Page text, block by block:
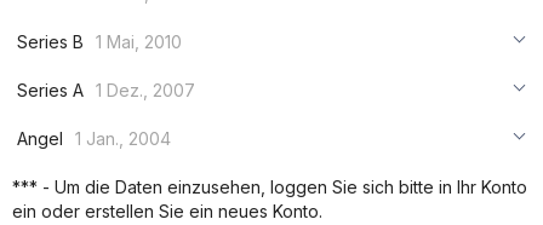
***
Series B
1 Mai, 2010
***
Series A 1 Dez., 2007
***
Angel
1 Jan., 2004
***
*** - Um die Daten einzusehen, loggen Sie sich bitte in Ihr Konto
ein oder erstellen Sie ein neues Konto.